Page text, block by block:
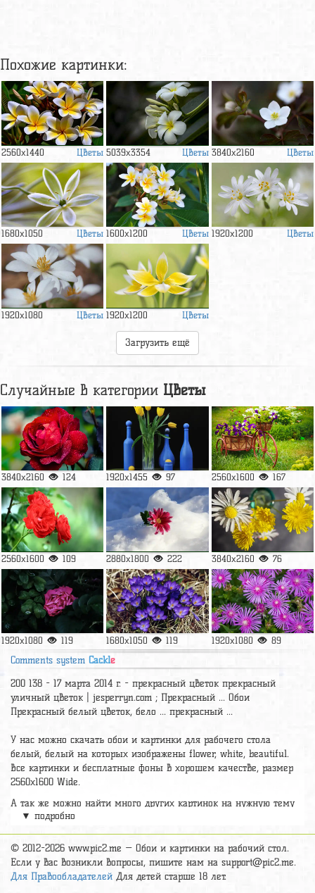
Похожие картинки:
2560x1440 Цветы 5039x3354 Цветы 3840x2160 Цветы
1680x1050 Цветы 1600x1200 Цветы 1920x1200 Цветы
1920x1080 Цветы 1920x1200 Цветы
Загрузить ещё
Случайные в категории Цветы
3840x2160 124 1920x1455 97 2560x1600 167
2560x1600 109 2880x1800 222 3840x2160 76
1920x1080 119 1680x1050 119 1920x1080 89
Comments system Cackle
200 138 - 17 марта 2014 г. - прекрасный цветок прекрасный
уличный цветок | jesperryn.com ; Прекрасный ... Обои
Прекрасный белый цветок, бело ... прекрасный ...
У нас можно скачать обои и картинки для рабочего стола
белый, белый на которых изображены flower, white, beautiful.
Все картинки и бесплатные фоны в хорошем качестве, размер
2560x1600 Wide.
А так же можно найти много других картинок на нужную тему
разделобои Цветы
большое количество красивых широкоформатных картинок, фото
и обоев хорошего hd качества бесплатно и на телефон.
▼ подробно
© 2012-2026 www.pic2.me — Обои и картинки на рабочий стол.
Если у вас возникли вопросы, пишите нам на support@pic2.me.
Для Правообладателей Для детей старше 18 лет.